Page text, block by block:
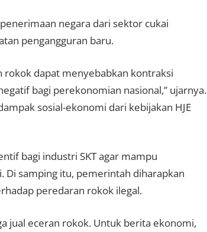
negara dari sektor cukai
pengangguran baru.
rokok dapat menyebabkan kontraksi
bagi perekonomian nasional,” ujarnya.
sosial-ekonomi dari kebijakan HJE
bagi industri SKT agar mampu
Di samping itu, pemerintah diharapkan
peredaran rokok ilegal.
jual eceran rokok. Untuk berita ekonomi,